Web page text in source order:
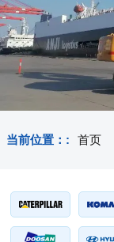
当前位置：: 首页